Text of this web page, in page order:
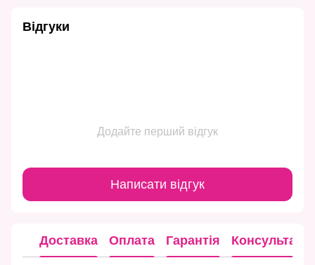
Відгуки
Додайте перший відгук
Написати відгук
Доставка Оплата Гарантія Консультація